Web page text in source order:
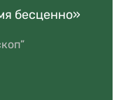
бесценно»